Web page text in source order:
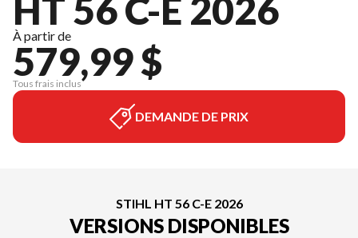
HT 56 C-E 2026
À partir de
579,99 $
Tous frais inclus
DEMANDE DE PRIX
STIHL HT 56 C-E 2026
VERSIONS DISPONIBLES